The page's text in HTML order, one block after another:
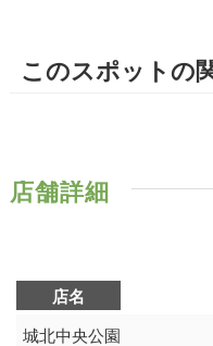
このスポットの
店舗詳細
店名
城北中央公園